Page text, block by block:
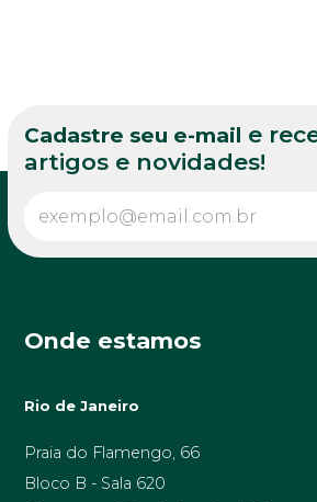
Cadastre seu e-mail e
artigos e novidades!
Onde estamos
Rio de Janeiro
Praia do Flamengo, 66
Bloco B - Sala 620